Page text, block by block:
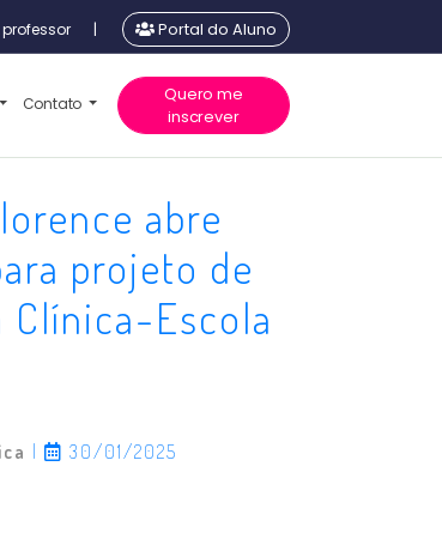
| Portal do Aluno
Contato
Quero me
inscrever
abre
projeto de
Clínica-Escola
30/01/2025